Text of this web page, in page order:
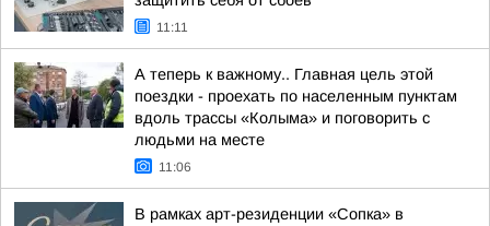
11:11
А теперь к важному.. Главная цель этой
поездки - проехать по населенным пунктам
вдоль трассы «Колыма» и поговорить с
людьми на месте
11:06
В рамках арт-резиденции «Сопка» в